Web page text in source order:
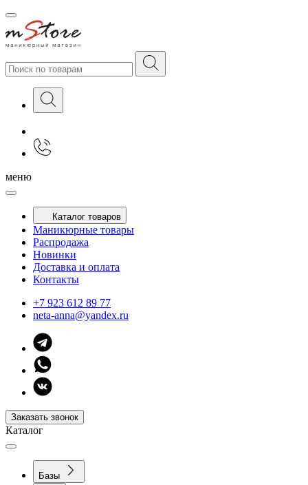
меню
Каталог товаров
Маникюрные товары
Распродажа
Новинки
Доставка и оплата
Контакты
+7 923 612 89 77
neta-anna@yandex.ru
Заказать звонок
Каталог
Базы